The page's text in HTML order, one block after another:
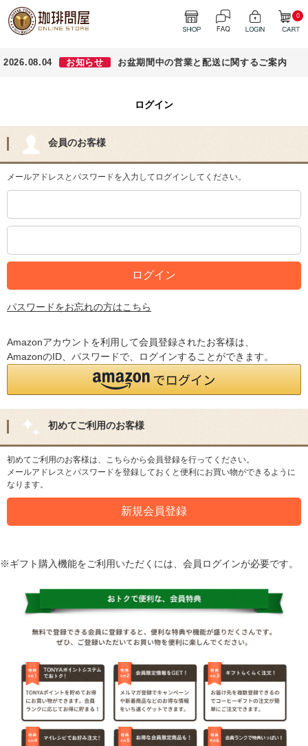
0
2026.08.04 お知らせ お盆期間中の営業と配送に関するご案内
ログイン
会員のお客様
メールアドレスとパスワードを入力してログインしてください。
パスワードをお忘れの方はこちら
Amazonアカウントを利用して会員登録されたお客様は、
AmazonのID、パスワードで、ログインすることができます。
初めてご利用のお客様
初めてご利用のお客様は、こちらから会員登録を行ってください。
メールアドレスとパスワードを登録しておくと便利にお買い物ができるように
なります。
※ギフト購入機能をご利用いただくには、会員ログインが必要です。